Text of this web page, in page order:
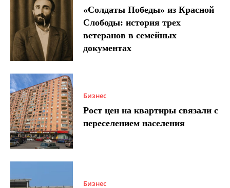
«Солдаты Победы» из Красной
Слободы: история трех
ветеранов в семейных
документах
Бизнес
Рост цен на квартиры связали с
переселением населения
Бизнес